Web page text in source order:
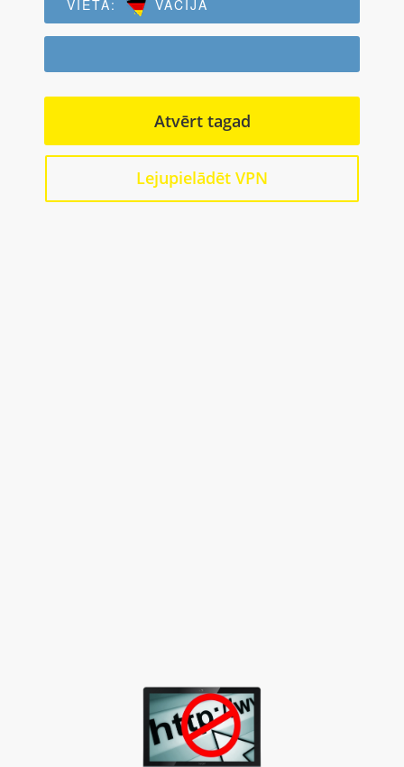
VIETA:
VĀCIJA
Atvērt tagad
Lejupielādēt VPN